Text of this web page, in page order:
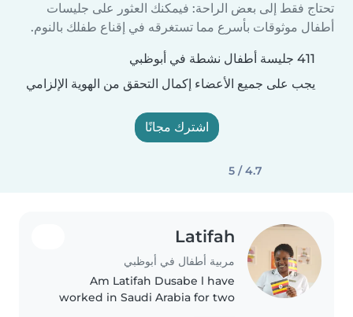
تحتاج فقط إلى بعض الراحة: فيمكنك العثور على جليسات
أطفال موثوقات بأسرع مما تستغرقه في إقناع طفلك بالنوم.
411 جليسة أطفال نشطة في أبوظبي
يجب على جميع الأعضاء إكمال التحقق من الهوية الإلزامي
اشترك مجانًا
4.7 / 5
Latifah
مربية أطفال في أبوظبي
Am Latifah Dusabe l have
worked in Saudi Arabia for two